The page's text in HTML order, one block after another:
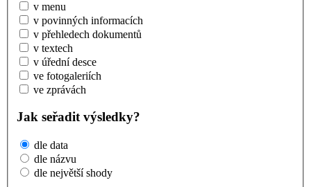
v menu
v povinných informacích
v přehledech dokumentů
v textech
v úřední desce
ve fotogaleriích
ve zprávách
Jak seřadit výsledky?
dle data
dle názvu
dle největší shody